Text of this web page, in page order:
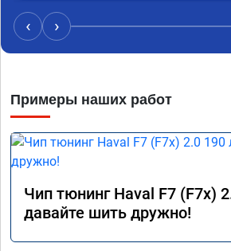
‹ ›
Примеры наших работ
Чип тюнинг Haval F7 (F7x)
давайте шить дружно!